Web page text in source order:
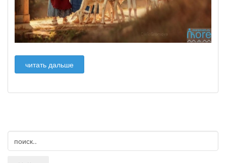
читать дальше